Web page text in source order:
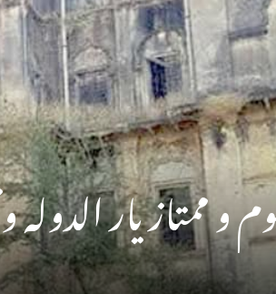
و ممتاز یار